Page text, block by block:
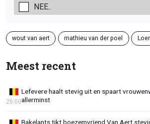
NEE..
wout van aert mathieu van der poel
Meest recent
Lefevere haalt stevig uit en spaart
allerminst
20:00
Bakelants tikt boezemvriend Van Aert